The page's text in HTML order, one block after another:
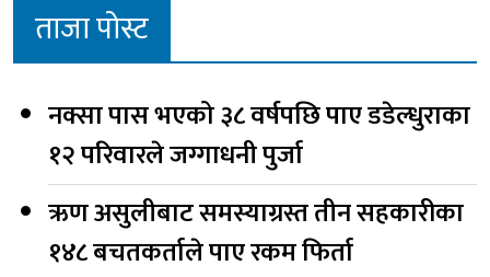
ताजा पोस्ट
नक्सा पास भएको ३८ वर्षपछि पाए डडेल्धुराका
१२ परिवारले जग्गाधनी पुर्जा
ऋण असुलीबाट समस्याग्रस्त तीन सहकारीका
१४८ बचतकर्ताले पाए रकम फिर्ता